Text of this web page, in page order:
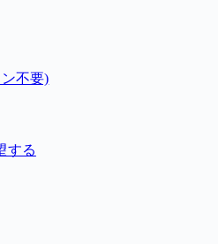
不要)
する